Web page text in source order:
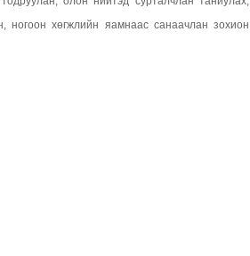
ногоон хөгжлийн яамнаас санаачлан зохион